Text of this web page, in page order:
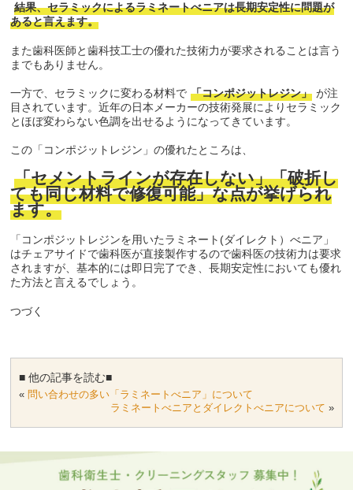
結果、セラミックによるラミネートべニアは長期安定性に問題が
あると言えます。
また歯科医師と歯科技工士の優れた技術力が要求されることは言う
までもありません。
一方で、セラミックに変わる材料で 「コンポジットレジン」 が注
目されています。近年の日本メーカーの技術発展によりセラミック
とほぼ変わらない色調を出せるようになってきています。
この「コンポジットレジン」の優れたところは、
「セメントラインが存在しない」「破折し
ても同じ材料で修復可能」な点が挙げられ
ます。
「コンポジットレジンを用いたラミネート(ダイレクト）べニア」
はチェアサイドで歯科医が直接製作するので歯科医の技術力は要求
されますが、基本的には即日完了でき、長期安定性においても優れ
た方法と言えるでしょう。
つづく
■ 他の記事を読む■
« 問い合わせの多い「ラミネートべニア」について
ラミネートべニアとダイレクトべニアについて »